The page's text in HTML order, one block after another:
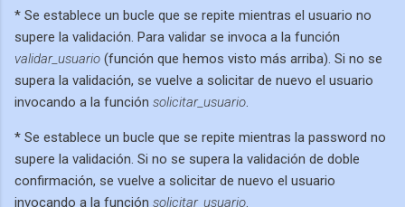
* Se establece un bucle que se repite mientras el usuario no
supere la validación. Para validar se invoca a la función
validar_usuario (función que hemos visto más arriba). Si no se
supera la validación, se vuelve a solicitar de nuevo el usuario
invocando a la función solicitar_usuario.
* Se establece un bucle que se repite mientras la password no
supere la validación. Si no se supera la validación de doble
confirmación, se vuelve a solicitar de nuevo el usuario
invocando a la función solicitar_usuario.